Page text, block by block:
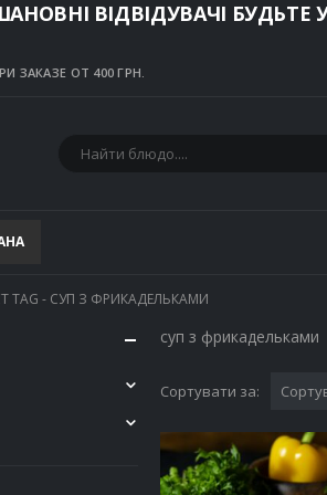
ВІДВІДУВАЧІ
ЗАКАЗЕ ОТ 400 ГРН.
TAG - СУП З ФРИКАДЕЛЬКАМИ
суп з фрикадельками
Сортувати за: